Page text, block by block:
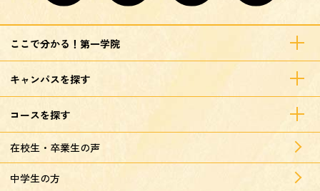
ここで分かる！第一学院
キャンパスを探す
コースを探す
在校生・卒業生の声
中学生の方